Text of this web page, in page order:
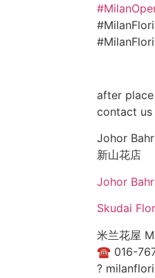
after
contact us
Johor
新山花店
Johor
Skudai
米兰花屋
☎ 016-
?